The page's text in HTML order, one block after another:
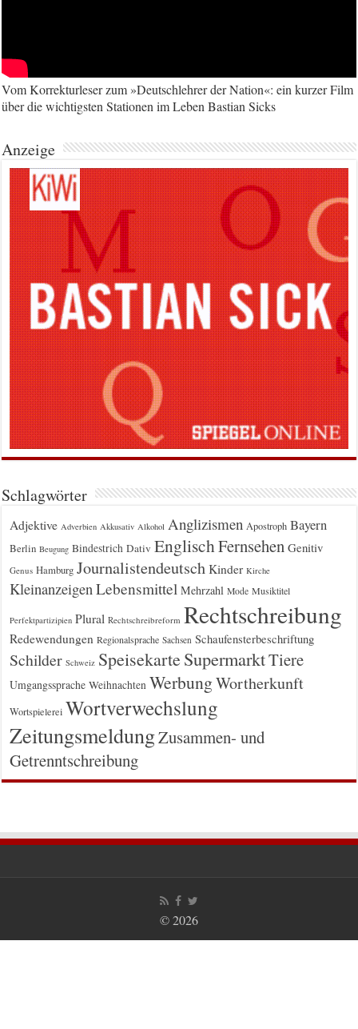
Vom Korrekturleser zum »Deutschlehrer der Nation«: ein kurzer Film
über die wichtigsten Stationen im Leben Bastian Sicks
Anzeige
Schlagwörter
Adjektive Adverbien Akkusativ Alkohol Anglizismen Apostroph Bayern
Berlin Beugung Bindestrich Dativ EnglischFernsehen Genitiv
Genus Hamburg Journalistendeutsch Kinder Kirche
Kleinanzeigen Lebensmittel Mehrzahl Mode Musiktitel
Perfektpartizipien Plural Rechtschreibreform Rechtschreibung
Redewendungen Regionalsprache Sachsen Schaufensterbeschriftung
Schilder Schweiz Speisekarte SupermarktTiere
Umgangssprache Weihnachten WerbungWortherkunft
Wortspielerei Wortverwechslung
ZeitungsmeldungZusammen- und
Getrenntschreibung
© 2026